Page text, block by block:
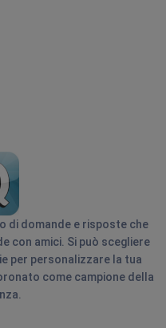
di domande e risposte che
con amici. Si può scegliere
per personalizzare la tua
come campione della